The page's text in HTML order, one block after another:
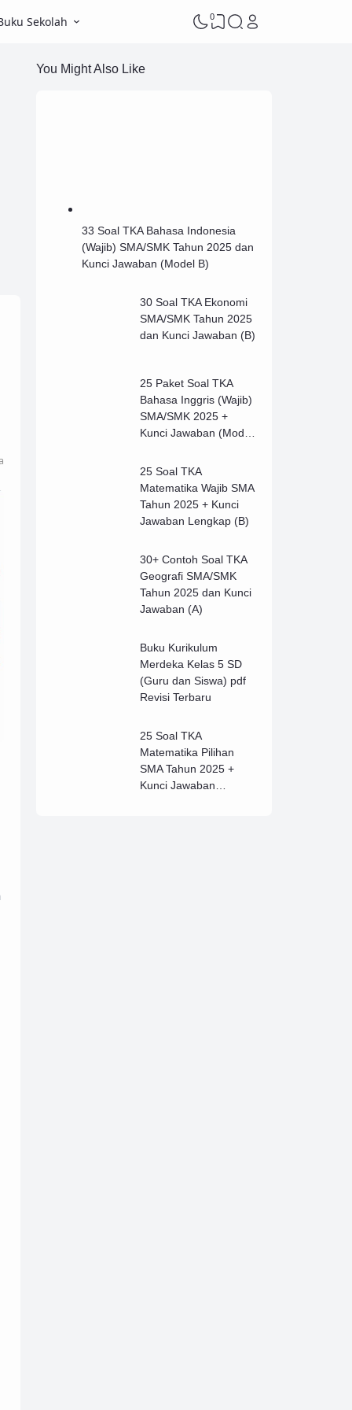
Sekolah 0
You Might Also Like
33 Soal TKA Bahasa Indonesia
(Wajib) SMA/SMK Tahun 2025 dan
Kunci Jawaban (Model B)
30 Soal TKA Ekonomi
SMA/SMK Tahun 2025
dan Kunci Jawaban (B)
25 Paket Soal TKA
Bahasa Inggris (Wajib)
SMA/SMK 2025 +
Kunci Jawaban (Model
25 Soal TKA
Matematika Wajib SMA
Tahun 2025 + Kunci
Jawaban Lengkap (B)
30+ Contoh Soal TKA
Geografi SMA/SMK
Tahun 2025 dan Kunci
Jawaban (A)
Buku Kurikulum
Merdeka Kelas 5 SD
(Guru dan Siswa) pdf
Revisi Terbaru
25 Soal TKA
Matematika Pilihan
SMA Tahun 2025 +
Kunci Jawaban